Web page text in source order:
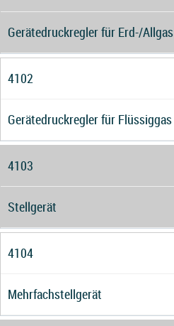
Gerätedruckregler für Erd-/Allgas
4102
Gerätedruckregler für Flüssiggas
4103
Stellgerät
4104
Mehrfachstellgerät